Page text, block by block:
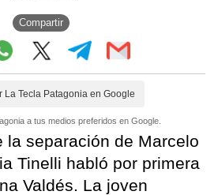
Compartir
La Tecla Patagonia en Google
a tus medios preferidos en Google.
la separación de Marcelo
Tinelli habló por primera
Valdés. La joven